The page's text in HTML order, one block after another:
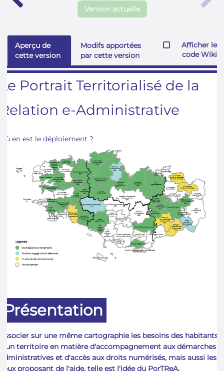
Version actuelle
Aperçu de
cette version
Modifs apportées
par cette version
Afficher le
code Wiki